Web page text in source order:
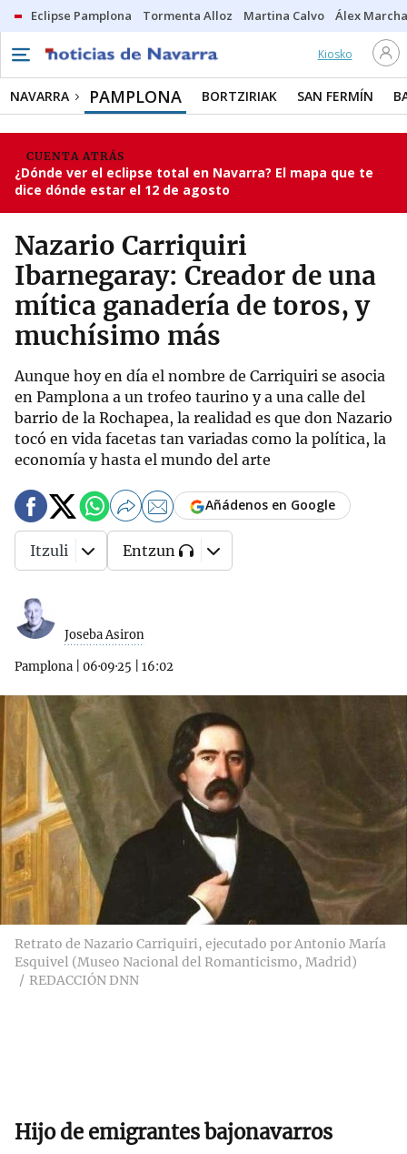
Eclipse Pamplona Tormenta Alloz Martina Calvo Álex
Kiosko
NAVARRA PAMPLONA BORTZIRIAK SAN FERMÍN
CUENTA ATRÁS
¿Dónde ver el eclipse total en Navarra? El mapa que te
dice dónde estar el 12 de agosto
Nazario Carriquiri
Ibarnegaray: Creador de una
mítica ganadería de toros, y
muchísimo más
Aunque hoy en día el nombre de Carriquiri se asocia
en Pamplona a un trofeo taurino y a una calle del
barrio de la Rochapea, la realidad es que don Nazario
tocó en vida facetas tan variadas como la política, la
economía y hasta el mundo del arte
Joseba Asiron
Pamplona 06·09·25 16:02
Añádenos en Google
Itzuli Entzun
Retrato de Nazario Carriquiri, ejecutado por Antonio María
Esquivel (Museo Nacional del Romanticismo, Madrid)
REDACCIÓN DNN
Hijo de emigrantes bajonavarros